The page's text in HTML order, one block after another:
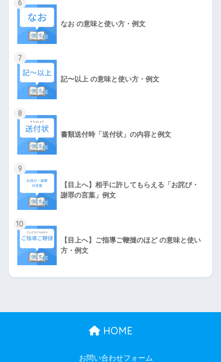
6
なお の意味と使い方・例文
7
記〜以上 の意味と使い方・例文
8
書類送付時「送付状」の内容と例文
9
【目上へ】相手に許してもらえる「お詫び・
謝罪の言葉」例文
10
【目上へ】ご指導ご鞭撻のほど の意味と使い
方・例文
HOME
お問い合わせフォーム